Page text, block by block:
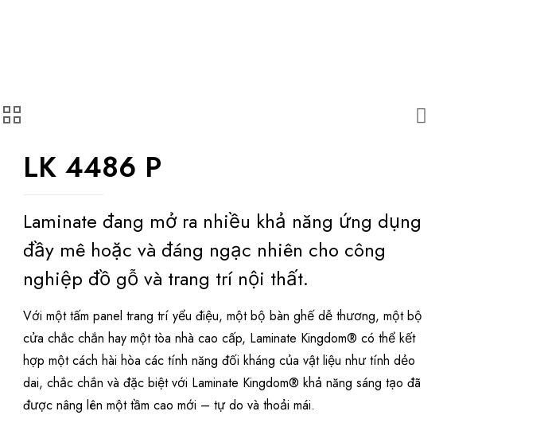
LK 4486 P
Laminate đang mở ra nhiều khả năng ứng dụng
đầy mê hoặc và đáng ngạc nhiên cho công
nghiệp đồ gỗ và trang trí nội thất.
Với một tấm panel trang trí yểu điệu, một bộ bàn ghế dễ thương, một bộ
cửa chắc chắn hay một tòa nhà cao cấp, Laminate Kingdom® có thể kết
hợp một cách hài hòa các tính năng đối kháng của vật liệu như tính dẻo
dai, chắc chắn và đặc biệt với Laminate Kingdom® khả năng sáng tạo đã
được nâng lên một tầm cao mới – tự do và thoải mái.